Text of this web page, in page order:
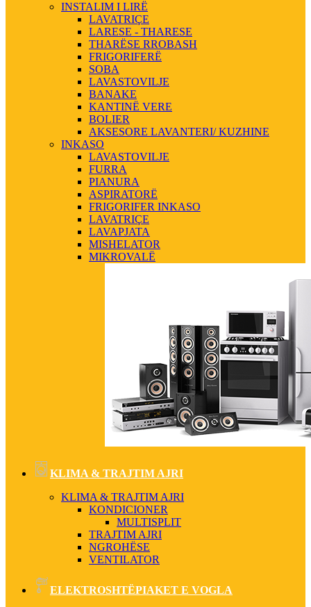
INSTALIM I LIRË
LAVATRIÇE
LARESE - THARESE
THARËSE RROBASH
FRIGORIFERË
SOBA
LAVASTOVILJE
BANAKE
KANTINË VERE
BOLIER
AKSESORE LAVANTERI/ KUZHINE
INKASO
LAVASTOVILJE
FURRA
PIANURA
ASPIRATORË
FRIGORIFER INKASO
LAVATRIÇE
LAVAPJATA
MISHELATOR
MIKROVALË
KLIMA & TRAJTIM AJRI
KLIMA & TRAJTIM AJRI
KONDICIONER
MULTISPLIT
TRAJTIM AJRI
NGROHËSE
VENTILATOR
ELEKTROSHTËPIAKET E VOGLA